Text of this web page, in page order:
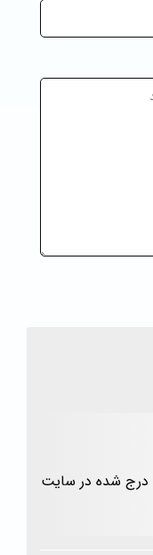
درج شده در سایت